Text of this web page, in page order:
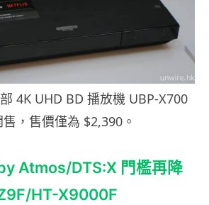
4K UHD BD 播放機 UBP-X700
，售價僅為 $2,390。
Atmos/DTS:X 門檻再降
HT-X9000F